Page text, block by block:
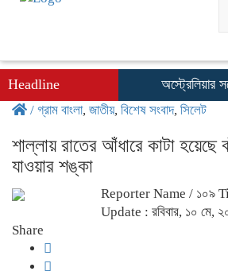
Headline অস্ট্রেলিয়ার সঙ্গে
/ গ্রাম বাংলা, জাতীয়, বিশেষ সংবাদ, সিলেট
শাল্লায় রাতের আঁধারে কাটা হয়েছে
যাওয়ার শঙ্কা
Reporter Name / ১০৯
Update : রবিবার, ১০ মে,
Share